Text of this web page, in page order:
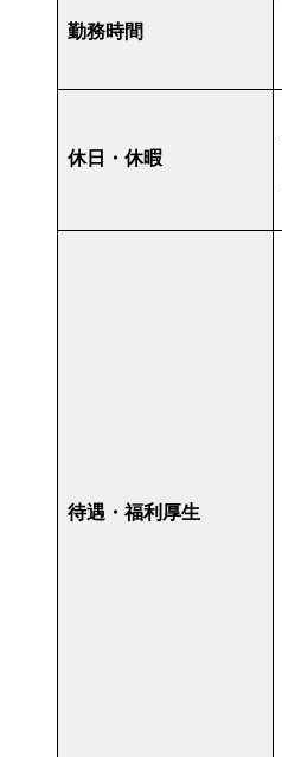
勤務時間
休日・休暇
待遇・福利厚生